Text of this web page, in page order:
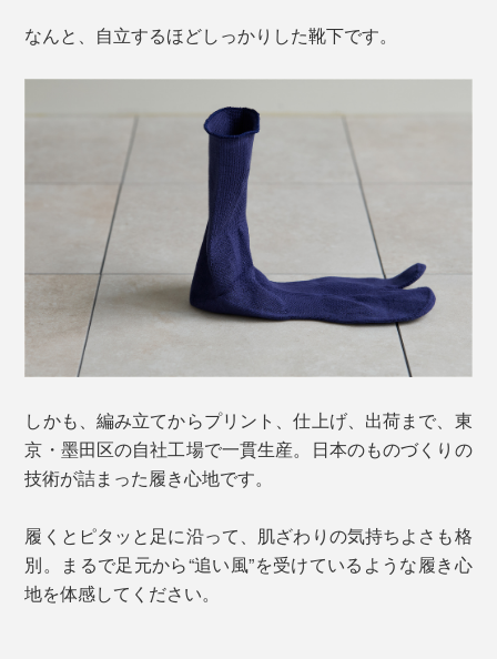
なんと、自立するほどしっかりした靴下です。
しかも、編み立てからプリント、仕上げ、出荷まで、東
京・墨田区の自社工場で一貫生産。日本のものづくりの
技術が詰まった履き心地です。
履くとピタッと足に沿って、肌ざわりの気持ちよさも格
別。まるで足元から“追い風”を受けているような履き心
地を体感してください。